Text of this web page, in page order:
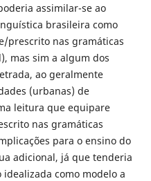
assimilar-se ao
brasileira como
prescrito nas gramáticas
mas sim a algum dos
ao geralmente
(urbanas) de
leitura que equipare
nas gramáticas
para o ensino do
adicional, já que tenderia
como modelo a